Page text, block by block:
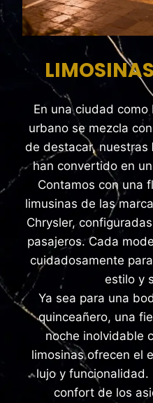
En una ciudad
urbano se mezcla
de destacar, nuestras
han convertido en
Contamos con una
limusinas de las
Chrysler,
pasajeros. Cada
cuidadosamente
estilo y
Ya sea para una
quinceañero, una
noche inolvidable
limosinas ofrecen el
lujo y
confort de los